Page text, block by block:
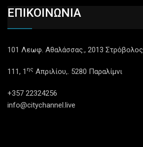
ΕΠΙΚΟΙΝΩΝΙΑ
101 Λεωφ. Αθαλάσσας., 2013 Στρόβολος
111, 1 ης Απριλίου,. 5280 Παραλίμνι
+357 22324256
info@citychannel.live